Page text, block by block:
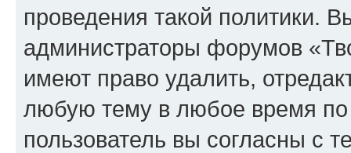
проведения такой политики.
администраторы форумов
имеют право удалить,
любую тему в любое время
пользователь вы согласны с